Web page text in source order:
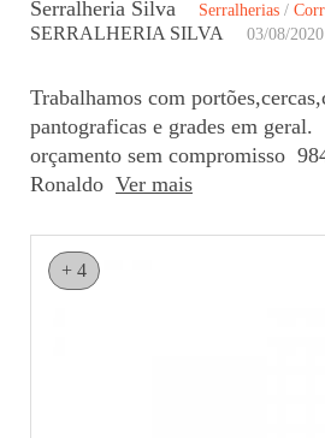
Serralheria Silva Serralherias /
SERRALHERIA SILVA 03/08/2020
Trabalhamos com
pantograficas e grades em
orçamento sem compromisso
Ronaldo Ver mais
+ 4